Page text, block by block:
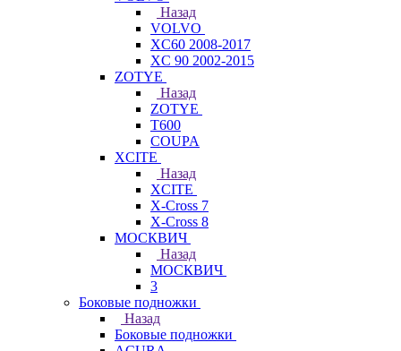
Назад
VOLVO
XC60 2008-2017
XC 90 2002-2015
ZOTYE
Назад
ZOTYE
T600
COUPA
XCITE
Назад
XCITE
X-Cross 7
X-Cross 8
МОСКВИЧ
Назад
МОСКВИЧ
3
Боковые подножки
Назад
Боковые подножки